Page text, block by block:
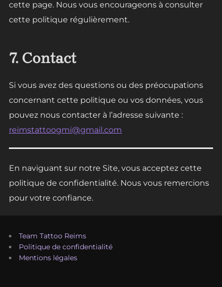
cette page. Nous vous encourageons à consulter
cette politique régulièrement.
7. Contact
Si vous avez des questions ou des préocupations
concernant cette politique ou vos données, vous
pouvez nous contacter à l’adresse suivante :
reimstattoogmi@gmail.com
En naviguant sur notre Site, vous acceptez cette
politique de confidentialité. Nous vous remercions
pour votre confiance.
Team Tattoo Reims
Politique de confidentialité
Mentions légales